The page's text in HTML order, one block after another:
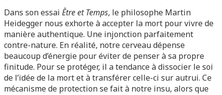
Dans son essai Être et Temps, le philosophe Martin
Heidegger nous exhorte à accepter la mort pour vivre de
manière authentique. Une injonction parfaitement
contre-nature. En réalité, notre cerveau dépense
beaucoup d’énergie pour éviter de penser à sa propre
finitude. Pour se protéger, il a tendance à dissocier le soi
de l’idée de la mort et à transférer celle-ci sur autrui. Ce
mécanisme de protection se fait à notre insu, alors que